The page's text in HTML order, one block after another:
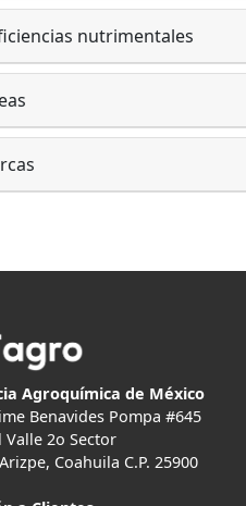
nutrimentales
Agroquímica de México
Benavides Pompa #645
Valle 2o Sector
Coahuila C.P. 25900